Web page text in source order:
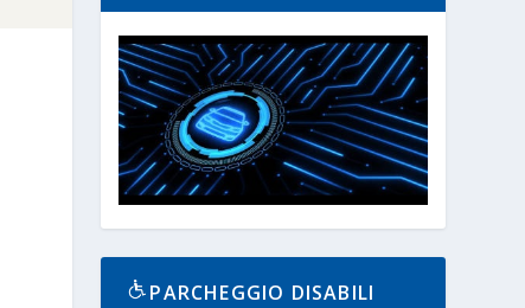
PARCHEGGIO DISABILI